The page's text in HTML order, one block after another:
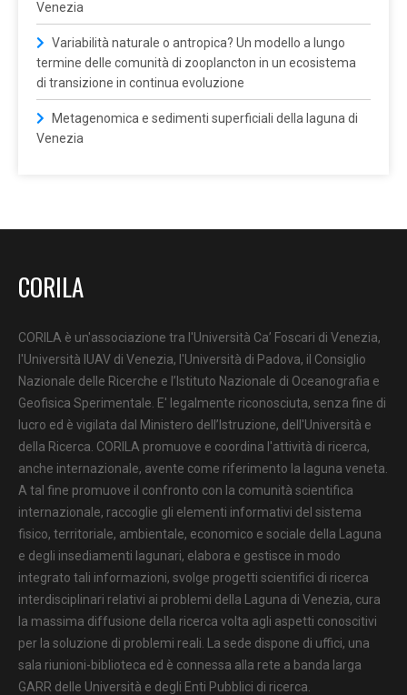
Venezia
Variabilità naturale o antropica? Un modello a lungo
termine delle comunità di zooplancton in un ecosistema
di transizione in continua evoluzione
Metagenomica e sedimenti superficiali della laguna di
Venezia
CORILA
CORILA è un'associazione tra l'Università Ca’ Foscari di Venezia,
l'Università IUAV di Venezia, l'Università di Padova, il Consiglio
Nazionale delle Ricerche e l’Istituto Nazionale di Oceanografia e
Geofisica Sperimentale. E' legalmente riconosciuta, senza fine di
lucro ed è vigilata dal Ministero dell’Istruzione, dell'Università e
della Ricerca. CORILA promuove e coordina l'attività di ricerca,
anche internazionale, avente come riferimento la laguna veneta.
A tal fine promuove il confronto con la comunità scientifica
internazionale, raccoglie gli elementi informativi del sistema
fisico, territoriale, ambientale, economico e sociale della Laguna
e degli insediamenti lagunari, elabora e gestisce in modo
integrato tali informazioni, svolge progetti scientifici di ricerca
interdisciplinari relativi ai problemi della Laguna di Venezia, cura
la massima diffusione della ricerca volta agli aspetti conoscitivi
per la soluzione di problemi reali. La sede dispone di uffici, una
sala riunioni-biblioteca ed è connessa alla rete a banda larga
GARR delle Università e degli Enti Pubblici di ricerca.